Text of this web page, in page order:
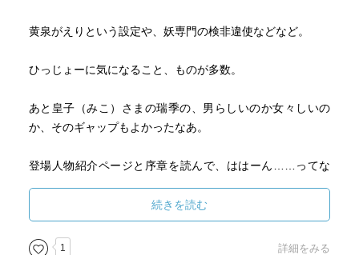
黄泉がえりという設定や、妖専門の検非違使などなど。
ひっじょーに気になること、ものが多数。
あと皇子（みこ）さまの瑞季の、男らしいのか女々しいの
か、そのギャップもよかったなあ。
登場人物紹介ページと序章を読んで、ははーん……ってな
そして、また椎名さんの女装男子イラストが拝める日がく
るとは！
続きを読む
1 詳細をみる